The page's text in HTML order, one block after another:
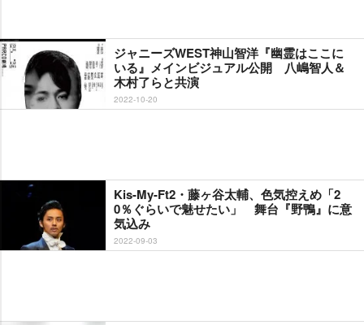
ジャニーズWEST神山智洋『幽霊はここに
いる』メインビジュアル公開 八嶋智人＆
木村了らと共演
2022-10-20
Kis-My-Ft2・藤ヶ谷太輔、色気控えめ「2
0％ぐらいで魅せたい」 舞台『野鴨』に意
気込み
2022-09-03